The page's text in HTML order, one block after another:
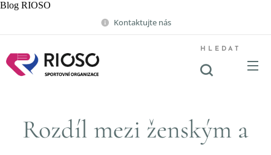
Blog RIOSO
Kontaktujte nás
HLEDAT
Rozdíl mezi ženským a